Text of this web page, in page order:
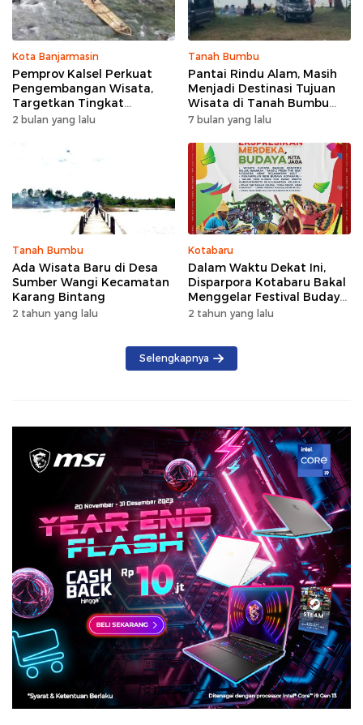
Kota Banjarmasin
Pemprov Kalsel Perkuat
Pengembangan Wisata,
Targetkan Tingkat
Kunjungan Naik 5 Persen di
2 bulan yang lalu
Tanah Bumbu
Pantai Rindu Alam, Masih
Menjadi Destinasi Tujuan
Wisata di Tanah Bumbu
dengan Rindangnya Pohon
7 bulan yang lalu
Tanah Bumbu
Ada Wisata Baru di Desa
Sumber Wangi Kecamatan
Karang Bintang
2 tahun yang lalu
Kotabaru
Dalam Waktu Dekat Ini,
Disparpora Kotabaru Bakal
Menggelar Festival Budaya
Saijaan 2024
2 tahun yang lalu
Selengkapnya